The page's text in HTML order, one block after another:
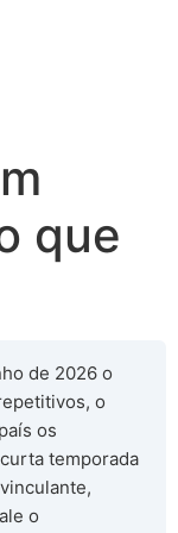
que
de 2026 o
o
os
temporada
o